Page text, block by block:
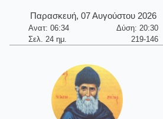
Παρασκευή, 07 Αυγούστου 2026
Ανατ: 06:34
Δύση: 20:30
Σελ. 24 ημ.
219-146